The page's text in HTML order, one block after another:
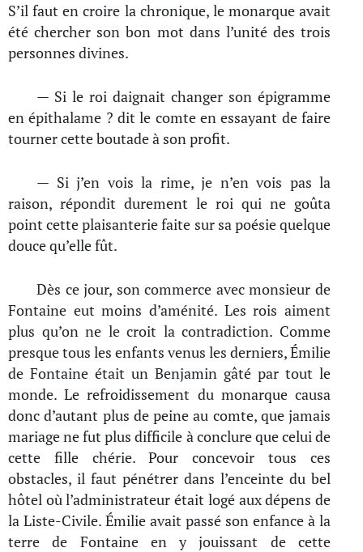
S’il faut en croire la chronique, le monarque avait
été chercher son bon mot dans l’unité des trois
personnes divines.
— Si le roi daignait changer son épigramme
en épithalame ? dit le comte en essayant de faire
tourner cette boutade à son profit.
— Si j’en vois la rime, je n’en vois pas la
raison, répondit durement le roi qui ne goûta
point cette plaisanterie faite sur sa poésie quelque
douce qu’elle fût.
Dès ce jour, son commerce avec monsieur de
Fontaine eut moins d’aménité. Les rois aiment
plus qu’on ne le croit la contradiction. Comme
presque tous les enfants venus les derniers, Émilie
de Fontaine était un Benjamin gâté par tout le
monde. Le refroidissement du monarque causa
donc d’autant plus de peine au comte, que jamais
mariage ne fut plus difficile à conclure que celui de
cette fille chérie. Pour concevoir tous ces
obstacles, il faut pénétrer dans l’enceinte du bel
hôtel où l’administrateur était logé aux dépens de
la Liste-Civile. Émilie avait passé son enfance à la
terre de Fontaine en y jouissant de cette